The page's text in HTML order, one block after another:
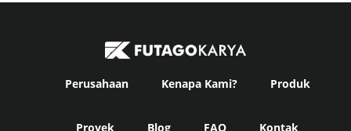
Perusahaan Kenapa Kami? Produk
Proyek Blog FAQ Kontak